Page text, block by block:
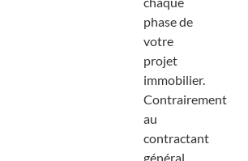
phase de
votre
projet
immobilier.
Contrairement
au
contractant
général,